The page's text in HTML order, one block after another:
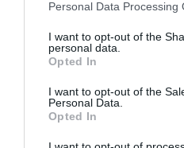
Personal Data Processing
I want to opt-out of the
personal data.
Opted In
I want to opt-out of the
Personal Data.
Opted In
Il messaggio di matrice
(leghista nel corso del suo
lo scorso maggio
guida del municipio) è
profilo in cui scrive Zuliani.